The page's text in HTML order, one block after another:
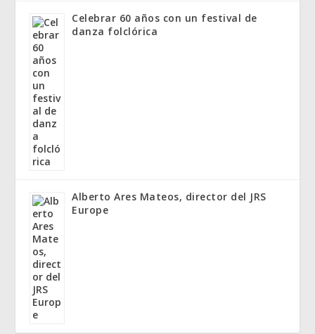
Celebrar 60 años con un festival de
danza folclórica
Alberto Ares Mateos, director del JRS
Europe